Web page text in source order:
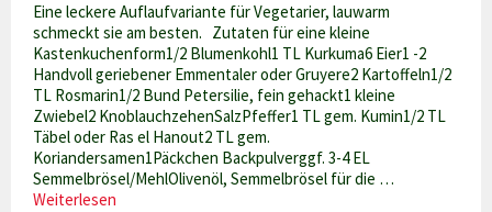
Eine leckere Auflaufvariante für Vegetarier, lauwarm
schmeckt sie am besten. Zutaten für eine kleine
Kastenkuchenform1/2 Blumenkohl1 TL Kurkuma6 Eier1 -2
Handvoll geriebener Emmentaler oder Gruyere2 Kartoffeln1/2
TL Rosmarin1/2 Bund Petersilie, fein gehackt1 kleine
Zwiebel2 KnoblauchzehenSalzPfeffer1 TL gem. Kumin1/2 TL
Täbel oder Ras el Hanout2 TL gem.
Koriandersamen1Päckchen Backpulverggf. 3-4 EL
Semmelbrösel/MehlOlivenöl, Semmelbrösel für die …
Weiterlesen